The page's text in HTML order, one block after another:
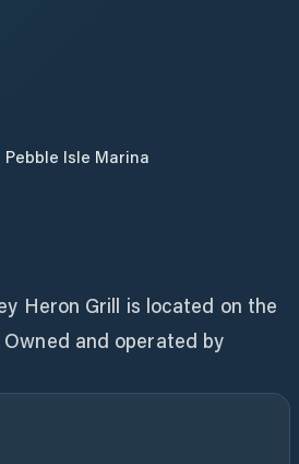
Pebble Isle Marina
Heron Grill is located on the
and operated by